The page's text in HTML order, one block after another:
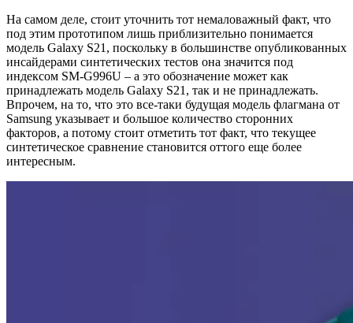
На самом деле, стоит уточнить тот немаловажный факт, что
под этим прототипом лишь приблизительно понимается
модель Galaxy S21, поскольку в большинстве опубликованных
инсайдерами синтетических тестов она значится под
индексом SM-G996U – а это обозначение может как
принадлежать модель Galaxy S21, так и не принадлежать.
Впрочем, на то, что это все-таки будущая модель флагмана от
Samsung указывает и большое количество сторонних
факторов, а потому стоит отметить тот факт, что текущее
синтетическое сравнение становится оттого еще более
интересным.